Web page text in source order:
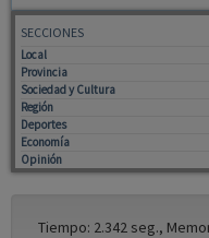
SECCIONES
Local
Provincia
Sociedad y Cultura
Región
Deportes
Economía
Opinión
Tiempo: 2.342 seg.,